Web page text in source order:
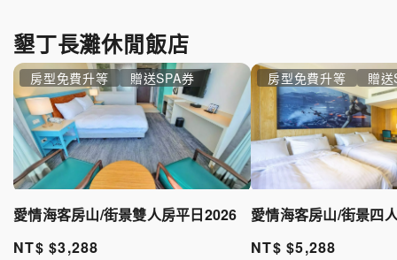
墾丁長灘休閒飯店
房型免費升等 贈送SPA券
愛情海客房山/街景雙人房平日2026
NT$ $3,288
房型免費升等 贈
愛情海客房山/街景四
NT$ $5,288